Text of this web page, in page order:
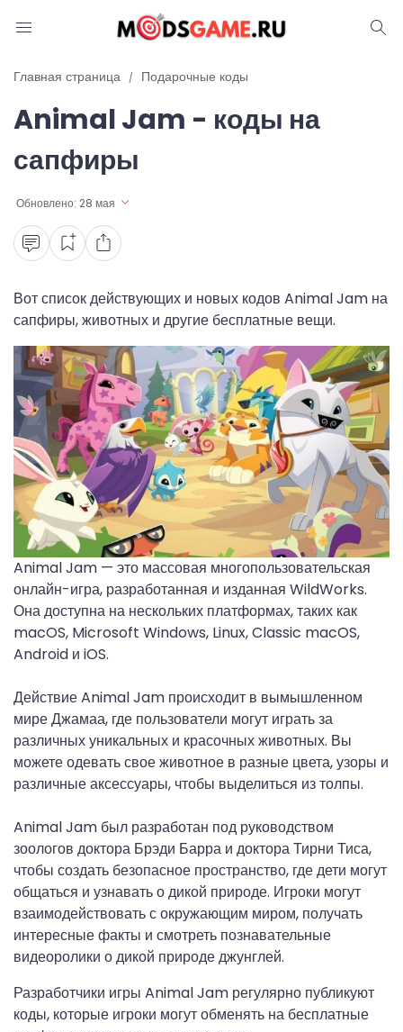
Блог
Читы и коды
Промокоды
Ошибки
Руководства
Roblox
Главная страница Подарочные коды
Animal Jam - коды на
сапфиры
Обновлено: 28 мая
Вот список действующих и новых кодов Animal Jam на
сапфиры, животных и другие бесплатные вещи.
Animal Jam — это массовая многопользовательская
онлайн-игра, разработанная и изданная WildWorks.
Она доступна на нескольких платформах, таких как
macOS, Microsoft Windows, Linux, Classic macOS,
Android и iOS.
Действие Animal Jam происходит в вымышленном
мире Джамаа, где пользователи могут играть за
различных уникальных и красочных животных. Вы
можете одевать свое животное в разные цвета, узоры и
различные аксессуары, чтобы выделиться из толпы.
Animal Jam был разработан под руководством
зоологов доктора Брэди Барра и доктора Тирни Тиса,
чтобы создать безопасное пространство, где дети могут
общаться и узнавать о дикой природе. Игроки могут
взаимодействовать с окружающим миром, получать
интересные факты и смотреть познавательные
видеоролики о дикой природе джунглей.
Разработчики игры Animal Jam регулярно публикуют
коды, которые игроки могут обменять на бесплатные